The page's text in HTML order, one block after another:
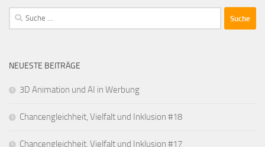
Suche
nach:
NEUESTE BEITRÄGE
3D Animation und AI in Werbung
Chancengleichheit, Vielfalt und Inklusion #18
Chancengleichheit, Vielfalt und Inklusion #17